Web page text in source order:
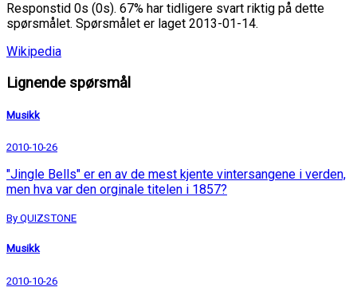
Responstid 0s (0s). 67% har tidligere svart riktig på dette
spørsmålet. Spørsmålet er laget 2013-01-14.
Wikipedia
Lignende spørsmål
Musikk
2010-10-26
"Jingle Bells" er en av de mest kjente vintersangene i verden,
men hva var den orginale titelen i 1857?
By QUIZSTONE
Musikk
2010-10-26